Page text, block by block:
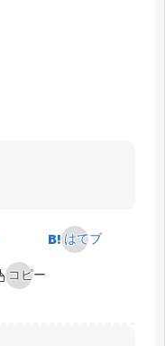
はてブ
コピー